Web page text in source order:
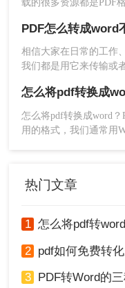
高的转换质量和更
是，一些高级功能
功能
如果您已经安装了
内置了PDF转Word
操作如下：
2、点击“文件”菜单
3、在弹出的文件选
PDF文件。Word将
可编辑的Word文档
PDF文档转Word文档这
PDF怎么转成word
相信大家在日常的工作
我们都是用它来传输或
人会选择把pdf文件转换
那么PDF怎么转成word
怎么将pdf转换成word
用的格式，我们通常用
热门文章
1 怎么将pdf转
2 pdf如何免费转化成word
3 PDF转Word的三种实